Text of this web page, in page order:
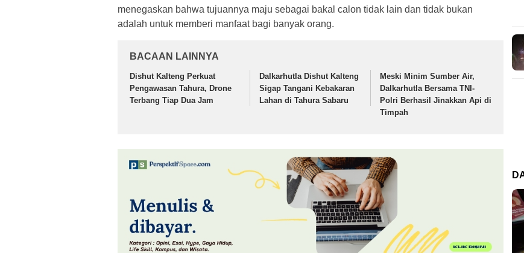
menegaskan bahwa tujuannya maju sebagai bakal calon tidak lain dan tidak bukan
adalah untuk memberi manfaat bagi banyak orang.
BACAAN LAINNYA
Dishut Kalteng Perkuat
Pengawasan Tahura, Drone
Terbang Tiap Dua Jam
Dalkarhutla Dishut Kalteng
Sigap Tangani Kebakaran
Lahan di Tahura Sabaru
Meski Minim Sumber Air,
Dalkarhutla Bersama TNI-
Polri Berhasil Jinakkan Api di
Timpah